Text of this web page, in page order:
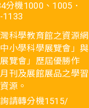
分機1000、1005．
1133
科學教育館之資源網
小學科學展覽會」與
覽會」歷屆優勝作
刊及展館展品之學習
源。
請轉分機1515/